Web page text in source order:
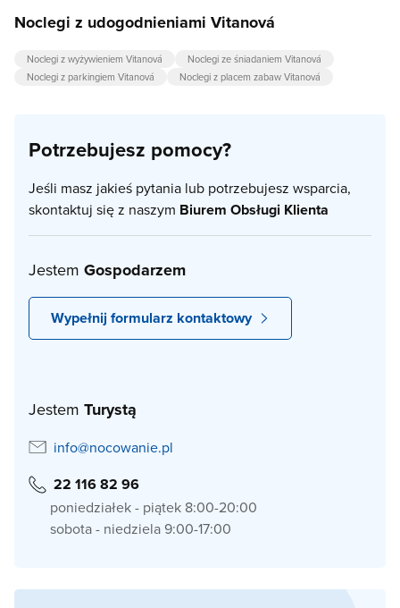
Noclegi z udogodnieniami Vitanová
Noclegi z wyżywieniem Vitanová
Noclegi ze śniadaniem Vitanová
Noclegi z parkingiem Vitanová
Noclegi z placem zabaw Vitanová
Potrzebujesz pomocy?
Jeśli masz jakieś pytania lub potrzebujesz wsparcia,
skontaktuj się z naszym Biurem Obsługi Klienta
Jestem Gospodarzem
Wypełnij formularz kontaktowy
Jestem Turystą
info@nocowanie.pl
22 116 82 96
poniedziałek - piątek 8:00-20:00
sobota - niedziela 9:00-17:00